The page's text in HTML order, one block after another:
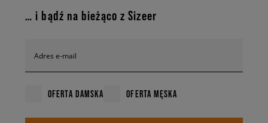
… i bądź na bieżąco z Sizeer
Adres e-mail
OFERTA DAMSKA OFERTA MĘSKA